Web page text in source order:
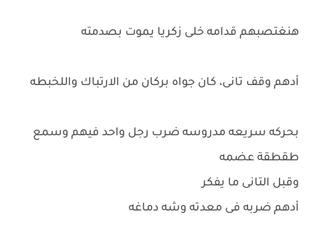
هنغتصبهم قدامه خلى زكريا يموت بصدمته
أدهم وقف تانى، كان جواه بركان من الارتباك واللخبطه
بحركه سريعه مدروسه ضرب رجل واحد فيهم وسمع
طقطقة عضمه
وقبل التانى ما يفكر
أدهم ضربه فى معدته وشه دماغه